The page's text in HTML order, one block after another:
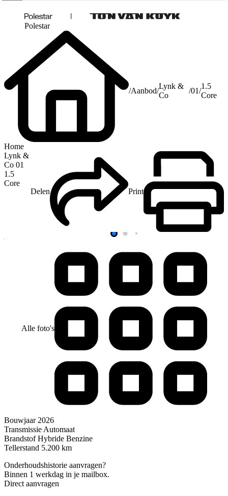
Polestar
Home
/Aanbod/
Lynk &
Co
/01/
1.5
Core
Lynk &
Co 01
1.5
Core
Delen
Print
Alle foto's
Bouwjaar 2026
Transmissie Automaat
Brandstof Hybride Benzine
Tellerstand 5.200 km
Onderhoudshistorie aanvragen?
Binnen 1 werkdag in je mailbox.
Direct aanvragen